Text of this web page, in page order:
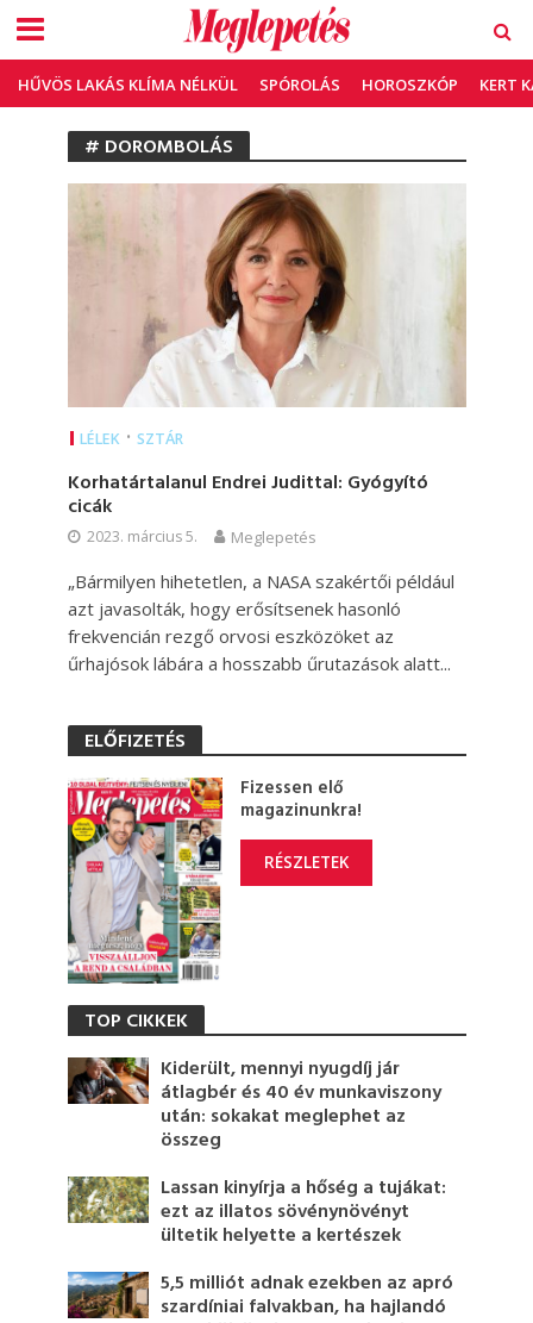
HŰVÖS LAKÁS KLÍMA NÉLKÜL SPÓROLÁS HOROSZKÓP KERT
# DOROMBOLÁS
LÉLEK • SZTÁR
Korhatártalanul Endrei Judittal: Gyógyító
cicák
2023. március 5. Meglepetés
„Bármilyen hihetetlen, a NASA szakértői például
azt javasolták, hogy erősítsenek hasonló
frekvencián rezgő orvosi eszközöket az
űrhajósok lábára a hosszabb űrutazások alatt...
ELŐFIZETÉS
Fizessen elő
magazinunkra!
RÉSZLETEK
TOP CIKKEK
Kiderült, mennyi nyugdíj jár
átlagbér és 40 év munkaviszony
után: sokakat meglephet az
összeg
Lassan kinyírja a hőség a tujákat:
ezt az illatos sövénynövényt
ültetik helyette a kertészek
5,5 milliót adnak ezekben az apró
szardíniai falvakban, ha hajlandó